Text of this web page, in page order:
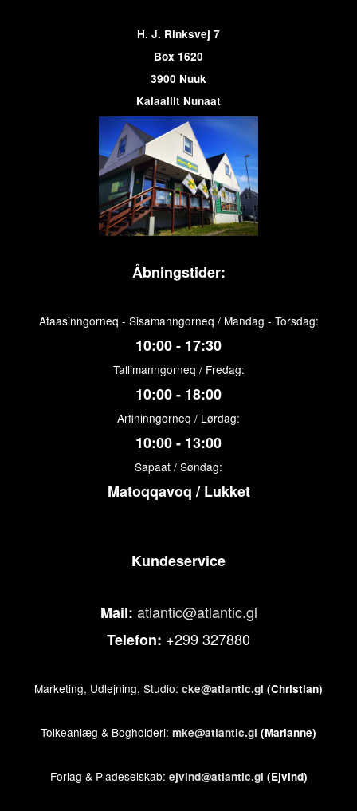
H. J. Rinksvej 7
Box 1620
3900 Nuuk
Kalaallit Nunaat
Åbningstider:
Ataasinngorneq - Sisamanngorneq / Mandag - Torsdag:
10:00 - 17:30
Tallimanngorneq / Fredag:
10:00 - 18:00
Arfininngorneq / Lørdag:
10:00 - 13:00
Sapaat / Søndag:
Matoqqavoq / Lukket
Kundeservice
Mail: atlantic@atlantic.gl
Telefon: +299 327880
Marketing, Udlejning, Studio: cke@atlantic.gl (Christian)
Tolkeanlæg & Bogholderi: mke@atlantic.gl (Marianne)
Forlag & Pladeselskab: ejvind@atlantic.gl (Ejvind)